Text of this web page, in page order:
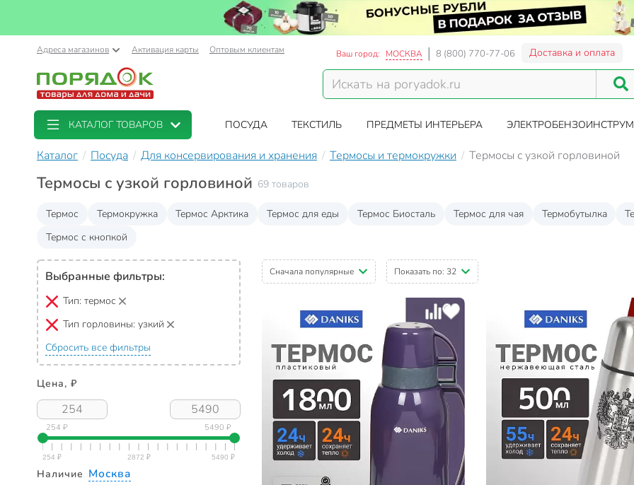
Адреса магазинов Активация карты Оптовым клиентам Ваш город: МОСКВА 8 (800) 770-77-06 Доставка и оплата
КАТАЛОГ ТОВАРОВ ПОСУДА ТЕКСТИЛЬ ПРЕДМЕТЫ ИНТЕРЬЕРА
Каталог Посуда Для консервирования и хранения Термосы и термокружки Термосы с узкой горловиной
Термосы с узкой горловиной 69 товаров
Термос Термокружка Термос Арктика Термос для еды Термос Биосталь Термос для чая Термобутылка
Термос с кнопкой
Выбранные фильтры:
Тип: термос
Тип горловины: узкий
Сбросить все фильтры
Цена, ₽
254 ₽ 5490 ₽
Наличие Москва
Сначала популярные Показать по: 32